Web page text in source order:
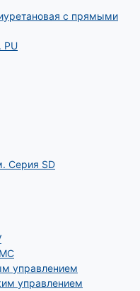
с прямыми
РU
Серия SD
управлением
управлением